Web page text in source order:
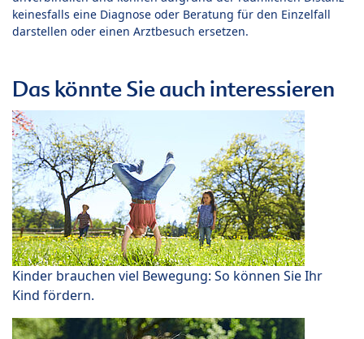
keinesfalls eine Diagnose oder Beratung für den Einzelfall
darstellen oder einen Arztbesuch ersetzen.
Das könnte Sie auch interessieren
Kinder brauchen viel Bewegung: So können Sie Ihr
Kind fördern.